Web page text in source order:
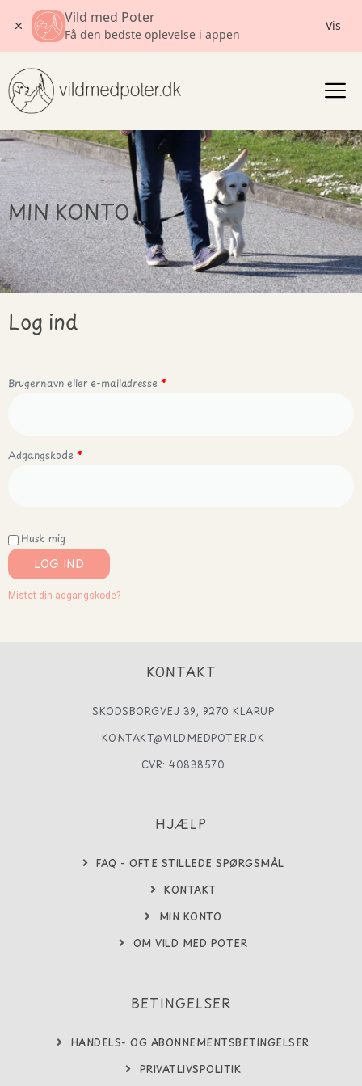
indholdet
MIN KONTO
Log ind
Brugernavn eller e-mailadresse *
Adgangskode *
Husk mig
LOG IND
Mistet din adgangskode?
KONTAKT
SKODSBORGVEJ 39, 9270 KLARUP
KONTAKT@VILDMEDPOTER.DK
CVR: 40838570
HJÆLP
FAQ - OFTE STILLEDE SPØRGSMÅL
KONTAKT
MIN KONTO
OM VILD MED POTER
BETINGELSER
HANDELS- OG ABONNEMENTSBETINGELSER
PRIVATLIVSPOLITIK
Vild med Poter
Få den bedste oplevelse i appen
Vis